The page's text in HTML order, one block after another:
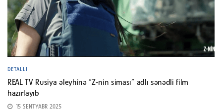
DETALLI
REAL TV Rusiya əleyhinə “Z-nin siması” adlı sənədli film
hazırlayıb
15 SENTYABR 2025